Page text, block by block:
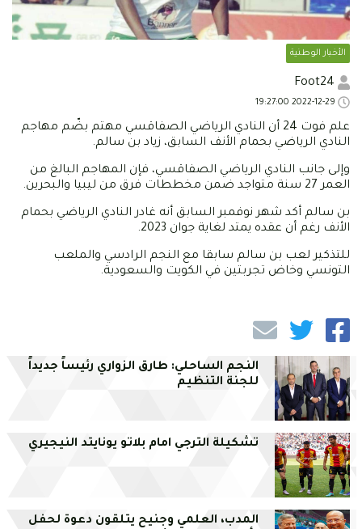
الأخبار الوطنية
علم فوت 24 أن النادي الرياضي الصفاقسي مهتم بضّم مهاجم
النادي الرياضي بحمام الأنف السابق، زياد بن سالم.
وإلى جانب النادي الرياضي الصفاقسي، فإن المهاجم البالغ من
العمر 27 سنة متواجد ضمن مخططات فرق من ليبيا والبحرين.
بن سالم أكد شهر نوفمبر السابق أنه غادر النادي الرياضي بحمام
الأنف رغم أن عقده يمتد لغاية جوان 2023.
للتذكير لعب بن سالم سابقا مع النجم الرادسي والملعب
التونسي وخاض تجربتين في الكويت والسعودية.
النجم الساحلي: طارق الزواري رئيساً جديداً
للجنة التنظيم
تشكيلة الترجي امام بلاتو يونايتد النيجيري
المدب، العلمي وجنيح يتلقون دعوة لحفل